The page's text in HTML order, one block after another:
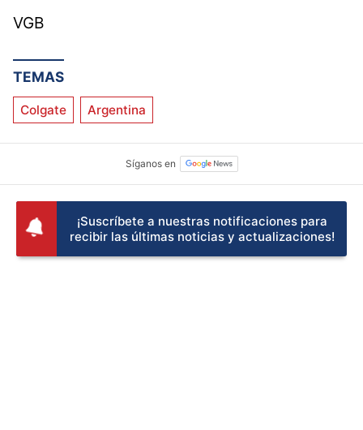
VGB
TEMAS
Colgate Argentina
¡Suscríbete a nuestras notificaciones para
recibir las últimas noticias y actualizaciones!